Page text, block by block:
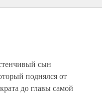
сын
поднялся от
до главы самой